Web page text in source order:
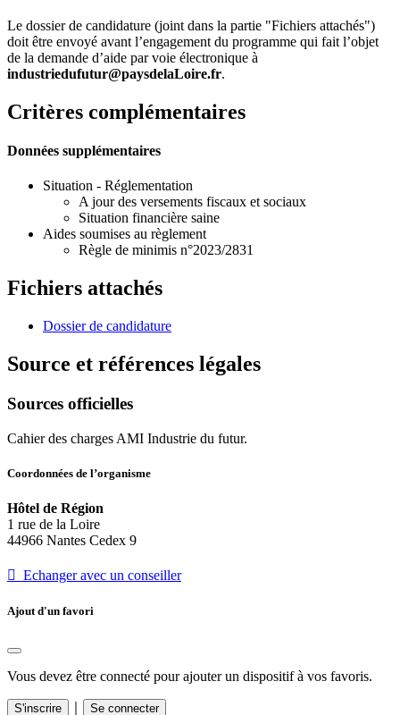
Le dossier de candidature (joint dans la partie "Fichiers attachés")
doit être envoyé avant l’engagement du programme qui fait l’objet
de la demande d’aide par voie électronique à
industriedufutur@paysdelaLoire.fr.
Critères complémentaires
Données supplémentaires
Situation - Réglementation
A jour des versements fiscaux et sociaux
Situation financière saine
Aides soumises au règlement
Règle de minimis n°2023/2831
Fichiers attachés
Dossier de candidature
Source et références légales
Sources officielles
Cahier des charges AMI Industrie du futur.
Coordonnées de l’organisme
Hôtel de Région
1 rue de la Loire
44966 Nantes Cedex 9
 Echanger avec un conseiller
Ajout d'un favori
Vous devez être connecté pour ajouter un dispositif à vos favoris.
S'inscrire Se connecter